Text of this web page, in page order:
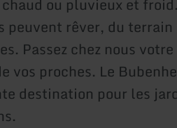
rêver, du
Passez chez nous
vos proches. Le
destination pour les